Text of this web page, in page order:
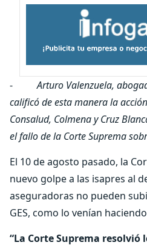
-Arturo Valenzuela,
calificó de esta manera la
Consalud, Colmena y Cruz
el fallo de la Corte Suprema
El 10 de agosto pasado, la
nuevo golpe a las isapres al
aseguradoras no pueden
GES, como lo venían
“La Corte Suprema resolvió